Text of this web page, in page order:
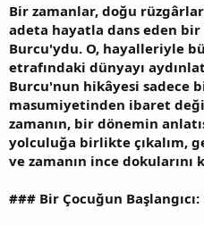
t
a
n
r
i
h
i
Bir zamanlar, doğu
adeta hayatla dans eden bir
Burcu'ydu. O, hayalleriyle
etrafındaki dünyayı
Burcu'nun hikâyesi sadece
masumiyetinden ibaret
zamanın, bir dönemin
yolculuğa birlikte çıkalım,
ve zamanın ince dokularını
### Bir Çocuğun Başlangıcı: